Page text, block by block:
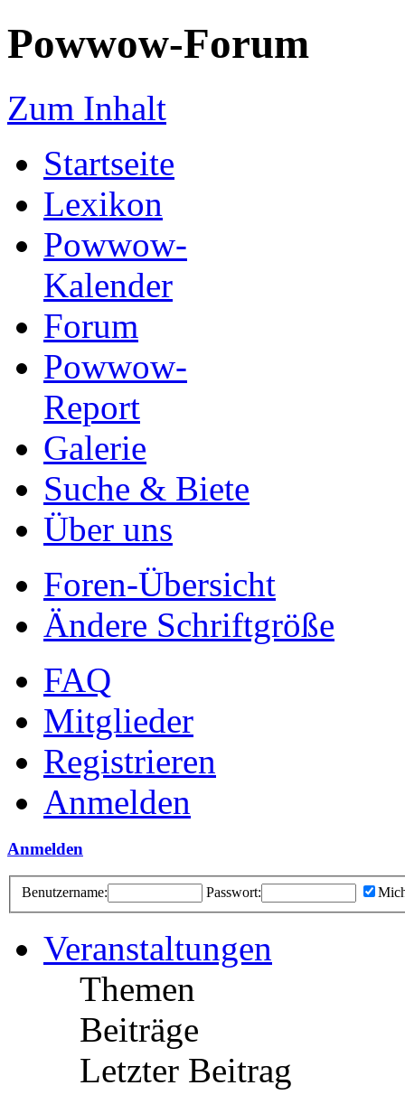
Powwow-Forum
Zum Inhalt
Startseite
Lexikon
Powwow-
Kalender
Forum
Powwow-
Report
Galerie
Suche & Biete
Über uns
Foren-Übersicht
Ändere Schriftgröße
FAQ
Mitglieder
Registrieren
Anmelden
Anmelden
Benutzername: Passwort:
Veranstaltungen
Themen
Beiträge
Letzter Beitrag